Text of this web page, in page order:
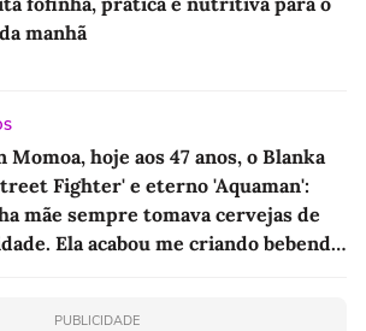
manhã
Momoa, hoje aos 47 anos, o Blanka
Fighter' e eterno 'Aquaman':
mãe sempre tomava cervejas de
Ela acabou me criando bebendo
PUBLICIDADE